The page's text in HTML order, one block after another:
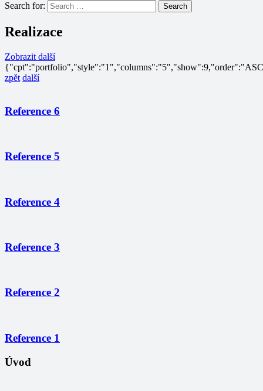
Search for: Search
Realizace
Zobrazit další
zpět další
Reference 6
Reference 5
Reference 4
Reference 3
Reference 2
Reference 1
Úvod